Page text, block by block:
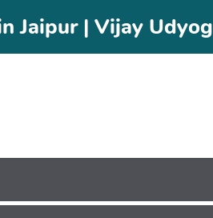
Jaipur | Vijay Udyog